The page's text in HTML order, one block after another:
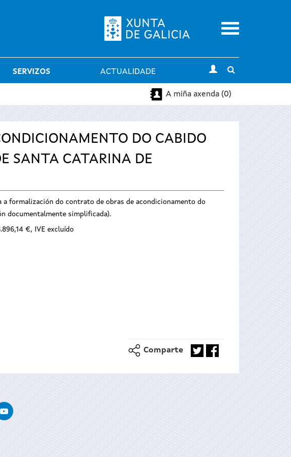
Menu
SERVIZOS ACTUALIDADE
search
A miña axenda (0)
DO CABIDO
SANTA CATARINA DE
a formalización do contrato de obras de acondicionamento do
documentalmente simplificada).
€, IVE excluído
Comparte
Youtube